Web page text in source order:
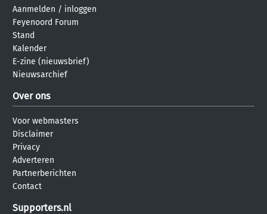
Aanmelden / inloggen
Feyenoord Forum
Stand
Kalender
E-zine (nieuwsbrief)
Nieuwsarchief
Over ons
Voor webmasters
Disclaimer
Privacy
Adverteren
Partnerberichten
Contact
Supporters.nl